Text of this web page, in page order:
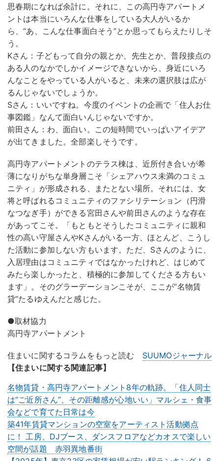
思春期になれば余計に。それに、この高円寺アパートメ
ントは本当にいろんな仕事をしている大人がいるか
ら、“あ、こんな仕事面白そう”とか思ってもらえたりしそ
う。
Kさん：子どもって自分の親とか、先生とか、普段接点の
ある人のなかでしかイメージできないから、身近にいろ
んなことをやっている人がいると、未来の選択肢は広が
るんじゃないでしょうか。
Sさん：いいですね。今度のイベントの企画で「住人お仕
事図鑑」なんて面白いんじゃないですか。
前田さん：わ、面白い。この短時間でいっぱいアイデア
が出てきました。全部楽しそうです。
高円寺アパートメントのテラス棟は、近所付き合いが希
薄になりがちな単身層こそ「シェアハウス未満のコミュ
ニティ」が形成される、またとない場所。それには、女
将と呼ばれるコミュニティのファシリテーション（円滑
なつなぎ手）ができる宮田さんや前田さんのような存在
があってこそ。「もともとそうしたコミュニティに親和
性の高い守屋さんやKさんがいる一方、ほとんど、こうし
た活動に参加しない方もいます。ただ、Sさんのように、
入居理由はコミュニティではなかったけれど、はじめて
みたら楽しかったと、積極的に参加してくださる方もい
ます」。そのグラーデーションこそが、ここが“名物賃
貸”たるゆえんだと感じた。
●取材協力
高円寺アパートメント
住まいに関するコラムをもっと読む SUUMOジャーナル
【住まいに関する関連記事】
名物賃貸・高円寺アパートメント8年の軌跡。「住人同士
は“ご近所さん”、その距離感が心地いい」マルシェ・食事
会などで育てた日常は今
築41年賃貸マンションの空室をアーティスト活動拠点
に！ 工房、DJブース、ダンスフロアなどカオスで楽しい
空間が話題 赤羽異地番街